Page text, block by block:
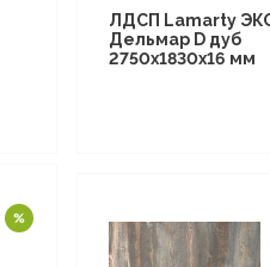
ЛДСП Lamarty
Дельмар D дуб
2750х1830х16 мм